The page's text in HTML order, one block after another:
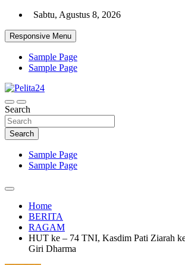
Skip
content
Sabtu, Agustus 8, 2026
Responsive Menu
Sample Page
Sample Page
Pelita24
Aktual, Mendalam dan Terpercaya
Search
Search
Sample Page
Sample Page
Home
BERITA
RAGAM
HUT ke – 74 TNI, Kasdim Pati Ziarah
Giri Dharma